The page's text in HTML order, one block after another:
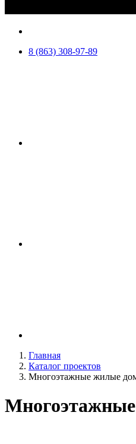
8 (863) 308-97-89
Главная
Каталог проектов
Многоэтажные жилые